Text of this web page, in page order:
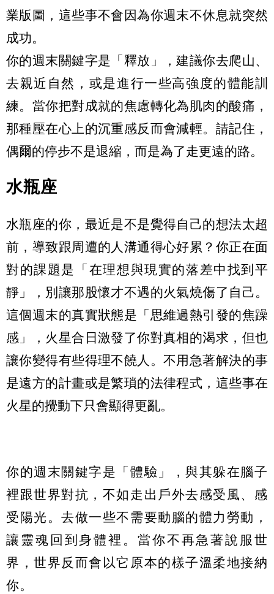
業版圖，這些事不會因為你週末不休息就突然
成功。
你的週末關鍵字是「釋放」，建議你去爬山、
去親近自然，或是進行一些高強度的體能訓
練。當你把對成就的焦慮轉化為肌肉的酸痛，
那種壓在心上的沉重感反而會減輕。請記住，
偶爾的停步不是退縮，而是為了走更遠的路。
水瓶座
水瓶座的你，最近是不是覺得自己的想法太超
前，導致跟周遭的人溝通得心好累？你正在面
對的課題是「在理想與現實的落差中找到平
靜」，別讓那股懷才不遇的火氣燒傷了自己。
這個週末的真實狀態是「思維過熱引發的焦躁
感」，火星合日激發了你對真相的渴求，但也
讓你變得有些得理不饒人。不用急著解決的事
是遠方的計畫或是繁瑣的法律程式，這些事在
火星的攪動下只會顯得更亂。
你的週末關鍵字是「體驗」，與其躲在腦子
裡跟世界對抗，不如走出戶外去感受風、感
受陽光。去做一些不需要動腦的體力勞動，
讓靈魂回到身體裡。當你不再急著說服世
界，世界反而會以它原本的樣子溫柔地接納
你。